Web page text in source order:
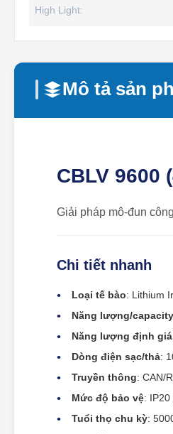
High Light:
Mô tả sản
CBLV 9600
Giải pháp mô-đun
Chi tiết nhanh
Loại tế bào: Lithium
Năng lượng/capacity
Năng lượng định giá
Dòng điện sạc/thả:
Truyền thông: CAN/
Mức độ bảo vệ:
Tuổi thọ chu kỳ: